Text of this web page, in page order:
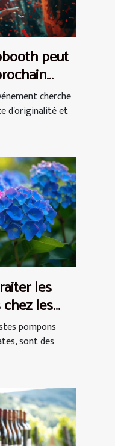
peut
cherche
d'originalité et
les
les
pompons
sont des